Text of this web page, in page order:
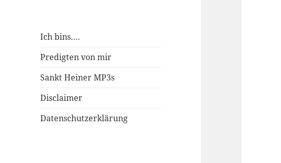
Ich bins….
Predigten von mir
Sankt Heiner MP3s
Disclaimer
Datenschutzerklärung